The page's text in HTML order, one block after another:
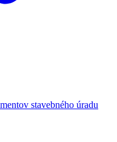
stavebného úradu